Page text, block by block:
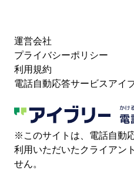
運営会社
プライバシーポリシー
利用規約
電話自動応答サービスアイ
※このサイトは、電話自動
利用いただいたクライアン
せん。